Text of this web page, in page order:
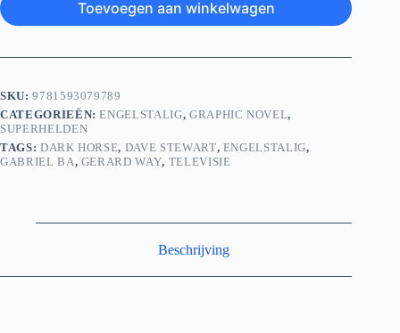
Toevoegen aan winkelwagen
SKU:9781593079789
CATEGORIEËN:ENGELSTALIG, GRAPHIC NOVEL,
SUPERHELDEN
TAGS: DARK HORSE, DAVE STEWART, ENGELSTALIG,
GABRIEL BA, GERARD WAY, TELEVISIE
Beschrijving